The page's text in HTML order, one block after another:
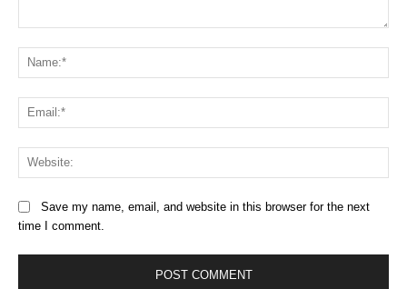
Save my name, email, and website in this browser for the next
time I comment.